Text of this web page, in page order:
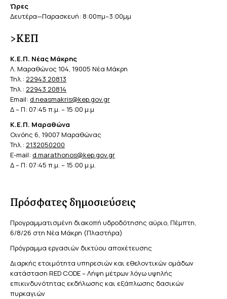
Ώρες
Δευτέρα—Παρασκευή: 8:00πμ–3:00μμ
>ΚΕΠ
Κ.Ε.Π. Νέας Μάκρης
Λ. Μαραθώνος 104, 19005 Νέα Μάκρη
Τηλ.: 22943 20813
Τηλ.: 22943 20814
Email: d.neasmakris@kep.gov.gr
Δ – Π: 07:45 π.μ. – 15:00 μ.μ
Κ.Ε.Π. Μαραθώνα
Οινόης 6, 19007 Μαραθώνας
Τηλ.: 2132050200
E-mail: d.marathonos@kep.gov.gr
Δ – Π: 07:45 π.μ. – 15:00 μ.μ.
Πρόσφατες δημοσιεύσεις
Προγραμματισμένη διακοπή υδροδότησης αύριο, Πέμπτη,
6/8/26 στη Νέα Μάκρη (Πλαστήρα)
Πρόγραμμα εργασιών δικτύου αποχέτευσης
Διαρκής ετοιμότητα υπηρεσιών και εθελοντικών ομάδων
κατάσταση RED CODE – Λήψη μέτρων λόγω υψηλής
επικινδυνότητας εκδήλωσης και εξάπλωσης δασικών
πυρκαγιών